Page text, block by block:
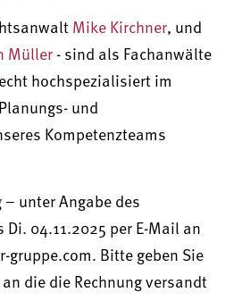
Mike Kirchner, und
Müller - sind als Fachanwälte
hochspezialisiert im
und
Kompetenzteams
unter Angabe des
04.11.2025 per E-Mail an
Bitte geben Sie
die die Rechnung versandt